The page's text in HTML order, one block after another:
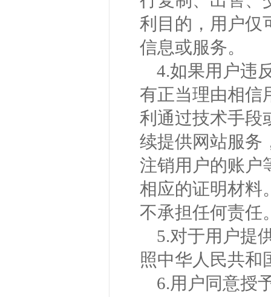
利目的，用户仅
信息或服务。
4.如果用户违
有正当理由相信
利通过技术手段
续提供网站服务
注销用户的账户
相应的证明材料
不承担任何责任
5.对于用户提
照中华人民共和
6.用户同意授